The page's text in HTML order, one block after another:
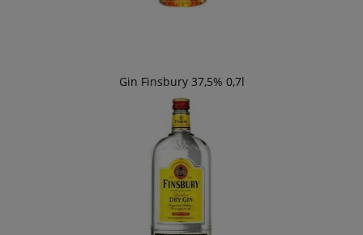
Gin Finsbury 37,5% 0,7l